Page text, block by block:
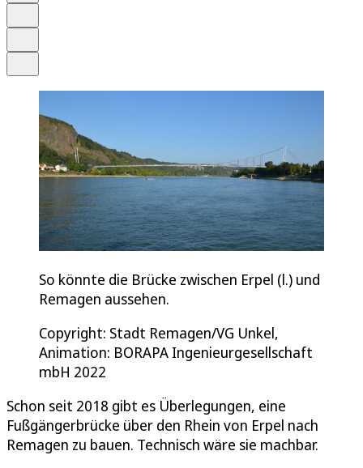
So könnte die Brücke zwischen Erpel (l.) und
Remagen aussehen.
Copyright: Stadt Remagen/VG Unkel,
Animation: BORAPA Ingenieurgesellschaft
mbH 2022
Schon seit 2018 gibt es Überlegungen, eine
Fußgängerbrücke über den Rhein von Erpel nach
Remagen zu bauen. Technisch wäre sie machbar.